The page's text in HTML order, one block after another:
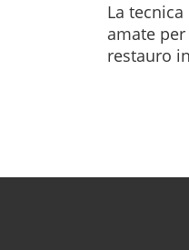
La
amate
restauro